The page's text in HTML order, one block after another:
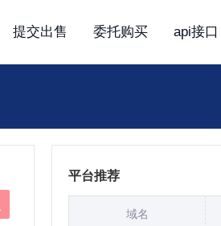
提交出售 委托购买 api接口
平台推荐
域名